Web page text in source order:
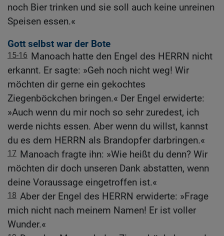
noch Bier trinken und sie soll auch keine unreinen
Speisen essen.«
Gott selbst war der Bote
15-16 Manoach hatte den Engel des HERRN nicht
erkannt. Er sagte: »Geh noch nicht weg! Wir
möchten dir gerne ein gekochtes
Ziegenböckchen bringen.« Der Engel erwiderte:
»Auch wenn du mir noch so sehr zuredest, ich
werde nichts essen. Aber wenn du willst, kannst
du es dem HERRN als Brandopfer darbringen.«
17 Manoach fragte ihn: »Wie heißt du denn? Wir
möchten dir doch unseren Dank abstatten, wenn
deine Voraussage eingetroffen ist.«
18 Aber der Engel des HERRN erwiderte: »Frage
mich nicht nach meinem Namen! Er ist voller
Wunder.«